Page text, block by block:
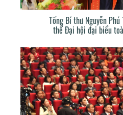
Tổng Bí thư Nguyễn
thể Đại hội đại biểu